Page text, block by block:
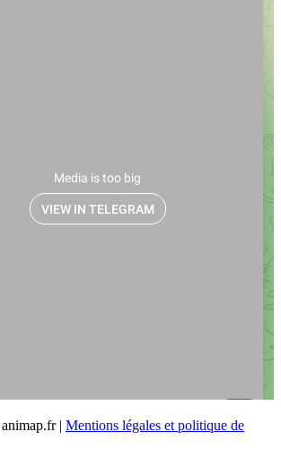
| Mentions légales et politique de